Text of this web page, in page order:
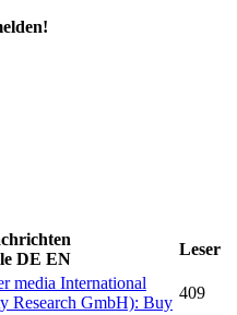
DE EN
Leser
media International
Research GmbH): Buy
409